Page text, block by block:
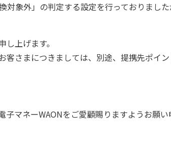
対象外」の判定する設定を行っておりまし
上げます。
さまにつきましては、別途、提携先ポイ
マネーWAONをご愛顧賜りますようお願い